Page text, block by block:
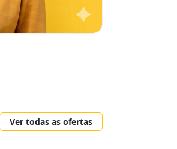
Ver todas as ofertas